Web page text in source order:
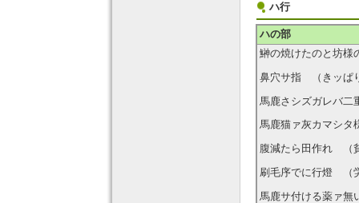
ハ行
ハの部
鰰の焼けたのと坊様
鼻穴サ指 （きッぱ
馬鹿さシズガレバ
馬鹿猫ァ灰カマシ
腹減たら田作れ （
刷毛序でに行燈 （
馬鹿サ付ける薬ァ